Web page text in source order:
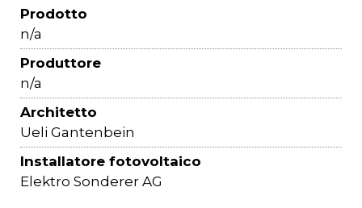
Prodotto
n/a
Produttore
n/a
Architetto
Ueli Gantenbein
Installatore fotovoltaico
Elektro Sonderer AG